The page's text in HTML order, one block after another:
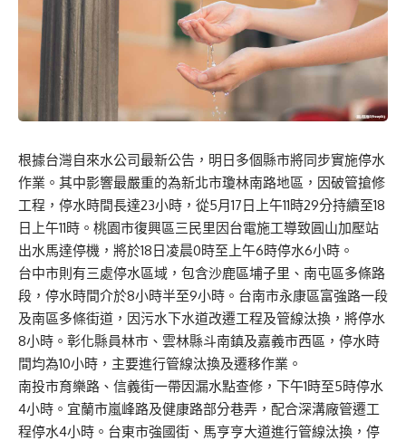
根據台灣自來水公司最新公告，明日多個縣市將同步實施停水
作業。其中影響最嚴重的為新北市瓊林南路地區，因破管搶修
工程，停水時間長達23小時，從5月17日上午11時29分持續至18
日上午11時。桃園市復興區三民里因台電施工導致圓山加壓站
出水馬達停機，將於18日凌晨0時至上午6時停水6小時。
台中市則有三處停水區域，包含沙鹿區埔子里、南屯區多條路
段，停水時間介於8小時半至9小時。台南市永康區富強路一段
及南區多條街道，因污水下水道改遷工程及管線汰換，將停水
8小時。彰化縣員林市、雲林縣斗南鎮及嘉義市西區，停水時
間均為10小時，主要進行管線汰換及遷移作業。
南投市育樂路、信義街一帶因漏水點查修，下午1時至5時停水
4小時。宜蘭市嵐峰路及健康路部分巷弄，配合深溝廠管遷工
程停水4小時。台東市強國街、馬亨亨大道進行管線汰換，停